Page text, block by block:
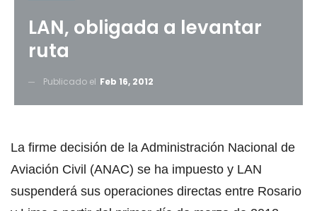
LAN, obligada a levantar
ruta
Publicado el Feb 16, 2012
La firme decisión de la Administración Nacional de
Aviación Civil (ANAC) se ha impuesto y LAN
suspenderá sus operaciones directas entre Rosario